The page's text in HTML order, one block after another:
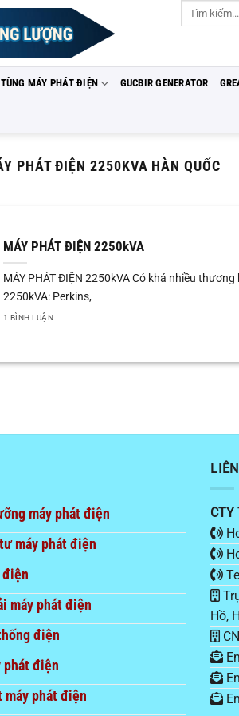
Tìm
MÁY PHÁT ĐIỆN GUCBIR GENERATOR
PHÁT ĐIỆN 2250KVA HÀN QUỐC
MÁY PHÁT ĐIỆN 2250kVA
MÁY PHÁT ĐIỆN 2250kVA Có khá nhiều
2250kVA: Perkins,
1 BÌNH LUẬN
máy phát điện
máy phát điện
điện
máy phát điện
điện
phát điện
máy phát điện
CTY
Hồ,